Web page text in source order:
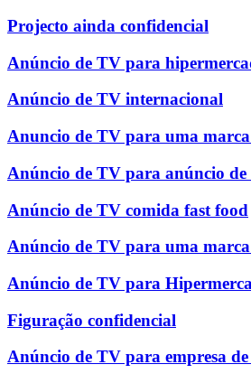
Projecto ainda confidencial
Anúncio de TV para
Anúncio de TV internacional
Anuncio de TV para uma
Anúncio de TV para anúncio
Anúncio de TV comida fast food
Anúncio de TV para uma marca
Anúncio de TV para
Figuração confidencial
Anúncio de TV para empresa